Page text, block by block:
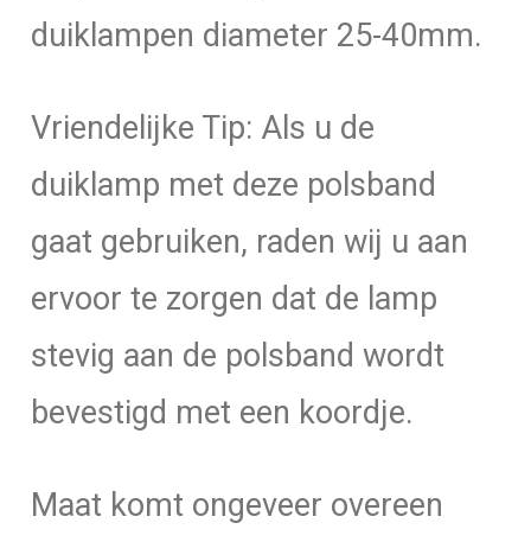
duiklampen diameter 25-40mm.
Vriendelijke Tip: Als u de
duiklamp met deze polsband
gaat gebruiken, raden wij u aan
ervoor te zorgen dat de lamp
stevig aan de polsband wordt
bevestigd met een koordje.
Maat komt ongeveer overeen